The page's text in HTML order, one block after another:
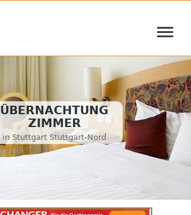
≡
ÜBERNACHTUNG
ZIMMER
in Stuttgart Stuttgart-Nord